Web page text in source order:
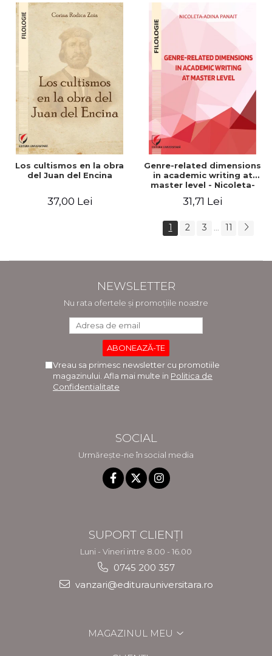
Los cultismos en la obra
del Juan del Encina
37,00 Lei
Genre-related dimensions
in academic writing at
master level - Nicoleta-
31,71 Lei
1 2 3 ... 11
NEWSLETTER
Nu rata ofertele și promoțiile noastre
Vreau sa primesc newsletter cu promotiile
magazinului. Afla mai multe in Politica de
Confidentialitate
SOCIAL
Urmărește-ne în social media
SUPORT CLIENȚI
Luni - Vineri intre 8.00 - 16.00
0745 200 357
vanzari@editurauniversitara.ro
MAGAZINUL MEU